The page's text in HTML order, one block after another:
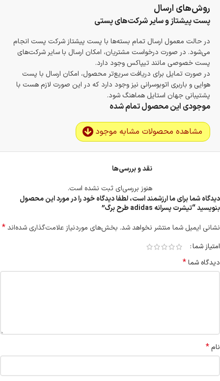
روش‌های ارسال
پست پیشتاز و سایر شرکت‌های پستی
در حالت معمول ارسال تمام بسته‌ها با پست پیشتاز شرکت پست انجام
می‌شود. در صورت درخواست مشتریان، امکان ارسال با سایر شرکت‌های
پست خصوصی مانند تیپاکس وجود دارد.
در صورت تمایل برای دریافت سریع‌تر محصول، امکان ارسال با پست
هوایی و باربری اتوبوسرانی نیز وجود دارد که در این صورت لازم هست با
پشتیبانی جهان استایل هماهنگ شود.
موجودی این محصول تمام شده
مشاهده محصولات مشابه موجود
نقد و بررسی‌ها
هنوز بررسی‌ای ثبت نشده است.
دیدگاه شما برای ما ارزشمند است، لطفا دیدگاه خود را در مورد این محصول
بنویسید “تیشرت پسرانه adidas طرح برگ”
نشانی ایمیل شما منتشر نخواهد شد. بخش‌های موردنیاز علامت‌گذاری شده‌اند*
امتیاز شما
دیدگاه شما*
نام*